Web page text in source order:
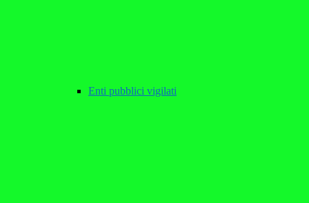
Enti pubblici vigilati